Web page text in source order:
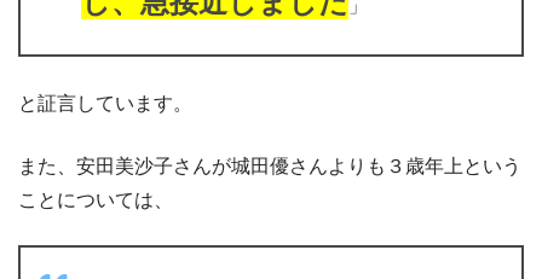
」
と証言しています。
また、安田美沙子さんが城田優さんよりも３歳年上という
ことについては、